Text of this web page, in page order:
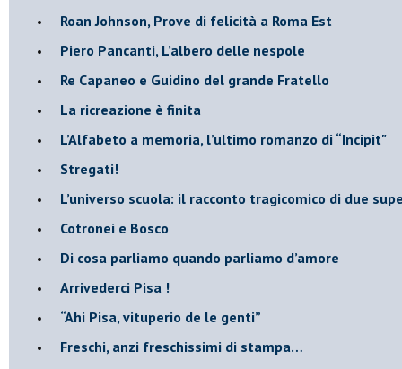
Roan Johnson, Prove di felicità a Roma Est
Piero Pancanti, L’albero delle nespole
Re Capaneo e Guidino del grande Fratello
La ricreazione è finita
​L’Alfabeto a memoria, l’ultimo romanzo di “Incipit"
​Stregati!
L’universo scuola: il racconto tragicomico di due
Cotronei e Bosco
Di cosa parliamo quando parliamo d’amore
Arrivederci Pisa !
​“Ahi Pisa, vituperio de le genti”
Freschi, anzi freschissimi di stampa…